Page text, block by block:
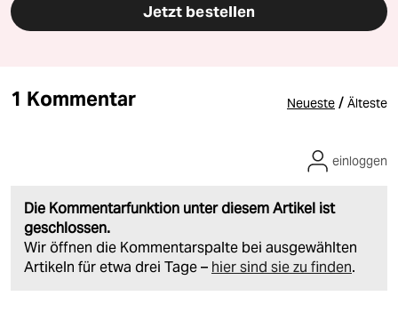
Jetzt bestellen
1 Kommentar Neueste / Älteste
Die Kommentarfunktion unter diesem Artikel ist
geschlossen.
Wir öffnen die Kommentarspalte bei ausgewählten
Artikeln für etwa drei Tage – hier sind sie zu finden.
einloggen